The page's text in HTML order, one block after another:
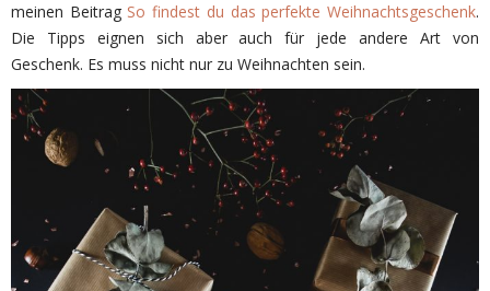
meinen Beitrag So findest du das perfekte Weihnachtsgeschenk.
Die Tipps eignen sich aber auch für jede andere Art von
Geschenk. Es muss nicht nur zu Weihnachten sein.